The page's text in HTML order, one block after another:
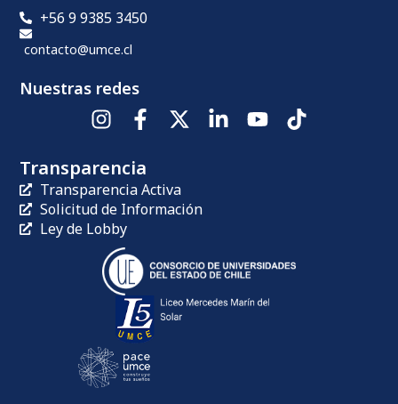
+56 9 9385 3450
contacto@umce.cl
Nuestras redes
Transparencia
Transparencia Activa
Solicitud de Información
Ley de Lobby